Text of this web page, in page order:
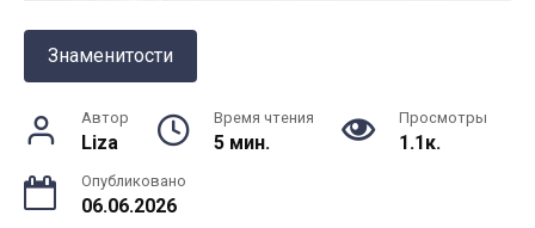
Знаменитости
Автор
Liza
Время чтения
5 мин.
Просмотры
1.1к.
Опубликовано
06.06.2026